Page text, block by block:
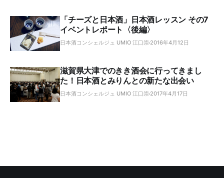
「チーズと日本酒」日本酒レッスン その7
イベントレポート〈後編〉
日本酒コンシェルジュ UMIO 江口崇 2016年4月12日
滋賀県大津でのきき酒会に行ってきまし
た！日本酒とみりんとの新たな出会い
日本酒コンシェルジュ UMIO 江口崇 2017年4月17日